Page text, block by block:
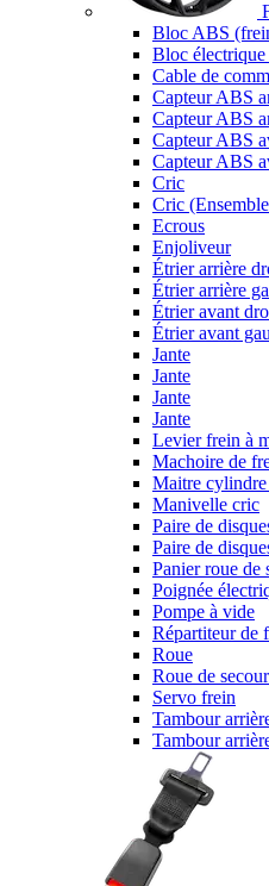
Bloc ABS
Bloc
Cable de
Capteur ABS
Capteur ABS
Capteur ABS
Capteur ABS
Cric
Cric
Ecrous
Enjoliveur
Étrier arrière
Étrier arrière
Étrier avant
Étrier avant
Jante
Jante
Jante
Jante
Levier frein à
Machoire de
Maitre
Manivelle cric
Paire de
Paire de
Panier roue de
Poignée
Pompe à vide
Répartiteur de
Roue
Roue de
Servo frein
Tambour
Tambour